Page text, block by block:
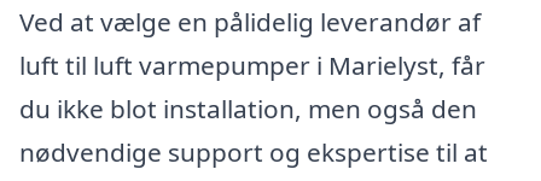
Ved at vælge en pålidelig leverandør af
luft til luft varmepumper i Marielyst, får
du ikke blot installation, men også den
nødvendige support og ekspertise til at